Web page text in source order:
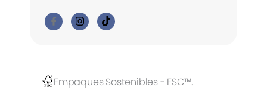
Empaques Sostenibles - FSC™.